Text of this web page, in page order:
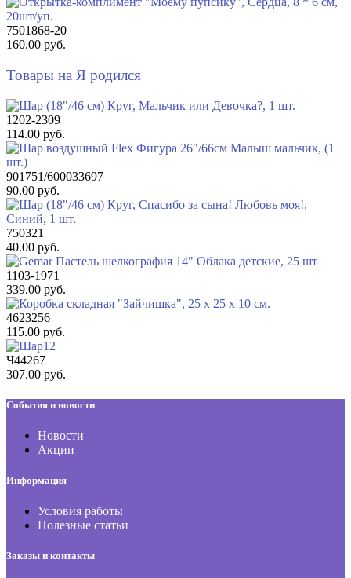
7501868-20
160.00 руб.
Товары на Я родился
1202-2309
114.00 руб.
901751/600033697
90.00 руб.
750321
40.00 руб.
1103-1971
339.00 руб.
4623256
115.00 руб.
Ч44267
307.00 руб.
События и новости
Новости
Акции
Информация
Условия работы
Полезные статьи
Заказы и контакты